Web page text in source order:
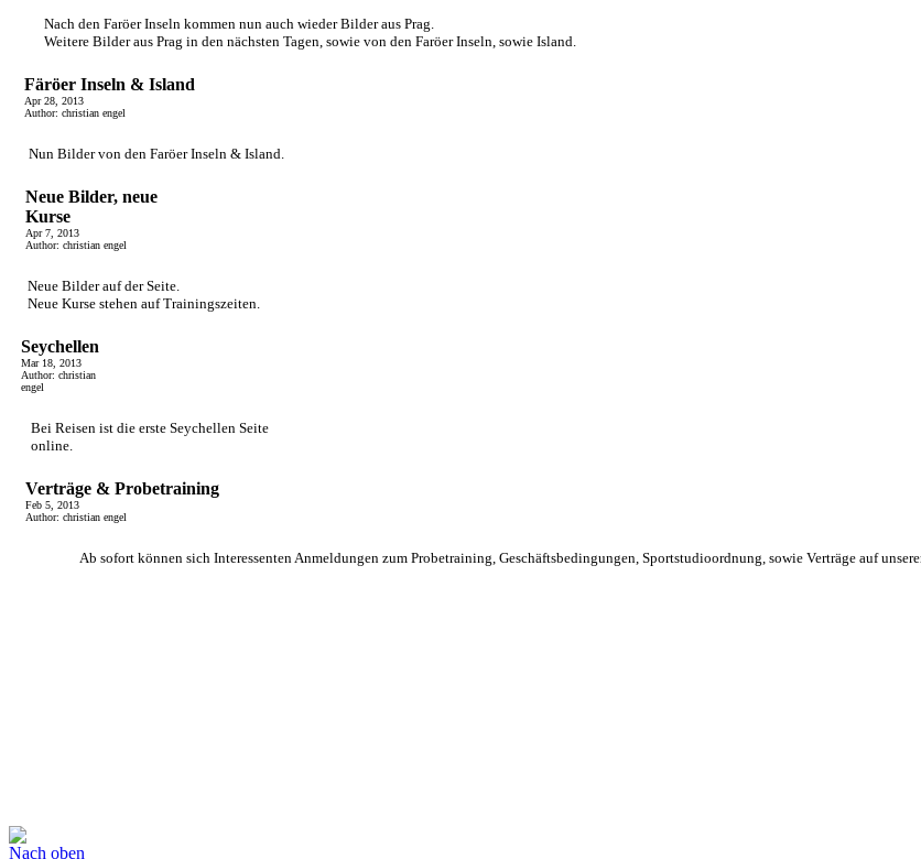
Nach den Faröer Inseln kommen nun auch wieder Bilder aus Prag.
Weitere Bilder aus Prag in den nächsten Tagen, sowie von den Faröer Inseln, sowie Island.
Färöer Inseln & Island
Apr 28, 2013
Author: christian engel
Nun Bilder von den Faröer Inseln & Island.
Neue Bilder, neue
Kurse
Apr 7, 2013
Author: christian engel
Neue Bilder auf der Seite.
Neue Kurse stehen auf Trainingszeiten.
Seychellen
Mar 18, 2013
Author: christian
engel
Bei Reisen ist die erste Seychellen Seite
online.
Verträge & Probetraining
Feb 5, 2013
Author: christian engel
Ab sofort können sich Interessenten Anmeldungen zum Probetraining, Geschäftsbedingungen, Sportstudioordnung, sowie Verträge auf
Nach oben